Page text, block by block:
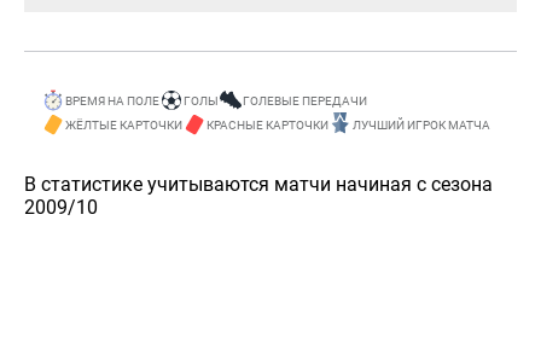
ВРЕМЯ НА ПОЛЕ ГОЛЫ
ГОЛЕВЫЕ ПЕРЕДАЧИ
ЖЁЛТЫЕ КАРТОЧКИ
КРАСНЫЕ КАРТОЧКИ ЛУЧШИЙ ИГРОК МАТЧА
В статистике учитываются матчи начиная с сезона
2009/10